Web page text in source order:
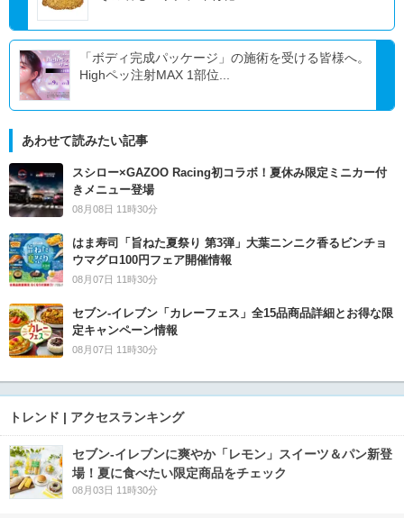
「ボディ完成パッケージ」の施術を受ける皆様へ。
Highペッ注射MAX 1部位...
あわせて読みたい記事
スシロー×GAZOO Racing初コラボ！夏休み限定ミニカー付
きメニュー登場
08月08日 11時30分
はま寿司「旨ねた夏祭り 第3弾」大葉ニンニク香るビンチョ
ウマグロ100円フェア開催情報
08月07日 11時30分
セブン‐イレブン「カレーフェス」全15品商品詳細とお得な限
定キャンペーン情報
08月07日 11時30分
トレンド | アクセスランキング
セブン‐イレブンに爽やか「レモン」スイーツ＆パン新登
場！夏に食べたい限定商品をチェック
08月03日 11時30分